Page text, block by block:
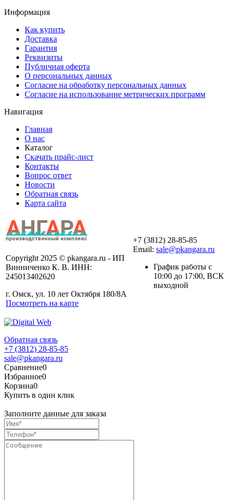
Информация
Как купить
Доставка
Гарантия
Реквизиты
Публичная оферта
О персональных данных
Согласие на обработку персональных данных
Согласие на использование метрических программ
Навигация
Главная
О нас
Каталог
Скачать прайс-лист
Контакты
Вопрос ответ
Новости
Обратная связь
Карта сайта
Copyright 2025 © pkangara.ru - ИП
Винниченко К. В. ИНН:
245013402620
г. Омск, ул. 10 лет Октября 180/8А
Посмотреть на карте
+7 (3812) 28-85-85
Email: sale@pkangara.ru
График работы с
10:00 до 17:00, ВСК
выходной
Обратная связь
+7 (3812) 28-85-85
sale@pkangara.ru
Сравнение0
Избранное0
Корзина0
Купить в один клик
Заполните данные для заказа